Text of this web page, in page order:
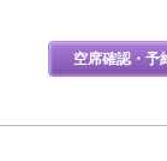
空席確認・予